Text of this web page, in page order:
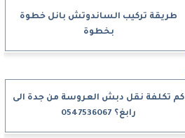
طريقة تركيب الساندوتش بانل خطوة
بخطوة
كم تكلفة نقل دبش العروسة من جدة الى
رابغ؟ 0547536067